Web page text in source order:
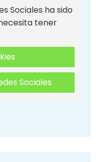
Sociales ha sido
tener
Sociales